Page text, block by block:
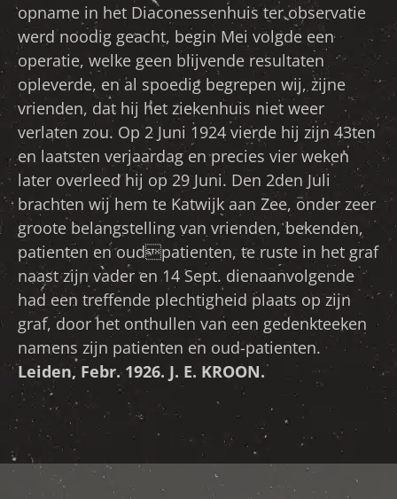
opname in het Diaconessenhuis ter observatie
werd noodig geacht, begin Mei volgde een
operatie, welke geen blijvende resultaten
opleverde, en al spoedig begrepen wij, zijne
vrienden, dat hij het ziekenhuis niet weer
verlaten zou. Op 2 Juni 1924 vierde hij zijn 43ten
en laatsten verjaardag en precies vier weken
later overleed hij op 29 Juni. Den 2den Juli
brachten wij hem te Katwijk aan Zee, onder zeer
groote belangstelling van vrienden, bekenden,
patienten en oudpatienten, te ruste in het graf
naast zijn vader en 14 Sept. dienaanvolgende
had een treffende plechtigheid plaats op zijn
graf, door het onthullen van een gedenkteeken
namens zijn patienten en oud-patienten.
Leiden, Febr. 1926. J. E. KROON.